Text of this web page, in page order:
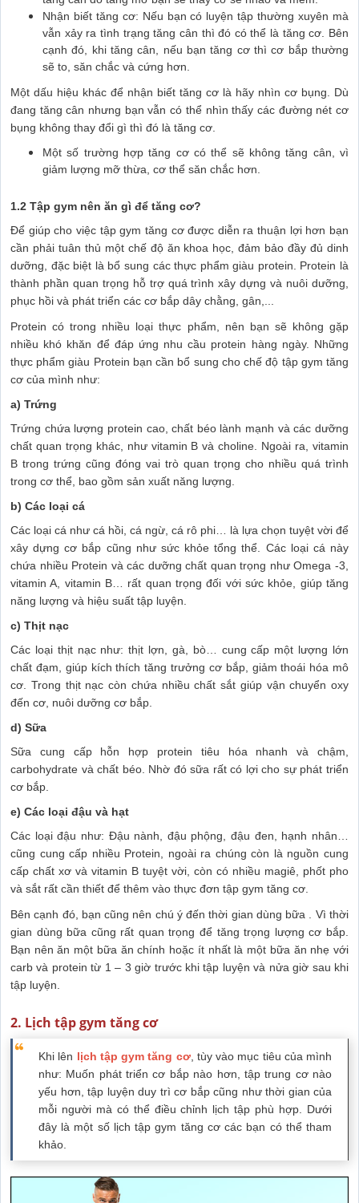
Nhận biết tăng cơ: Nếu bạn có luyện tập thường xuyên mà
vẫn xảy ra tình trạng tăng cân thì đó có thể là tăng cơ. Bên
cạnh đó, khi tăng cân, nếu bạn tăng cơ thì cơ bắp thường
sẽ to, săn chắc và cứng hơn.
Một dấu hiệu khác để nhận biết tăng cơ là hãy nhìn cơ bụng. Dù
đang tăng cân nhưng bạn vẫn có thể nhìn thấy các đường nét cơ
bụng không thay đổi gì thì đó là tăng cơ.
Một số trường hợp tăng cơ có thể sẽ không tăng cân, vì
giảm lượng mỡ thừa, cơ thể săn chắc hơn.
1.2 Tập gym nên ăn gì để tăng cơ?
Để giúp cho việc tập gym tăng cơ được diễn ra thuận lợi hơn bạn
cần phải tuân thủ một chế độ ăn khoa học, đảm bảo đầy đủ dinh
dưỡng, đặc biệt là bổ sung các thực phẩm giàu protein. Protein là
thành phần quan trọng hỗ trợ quá trình xây dựng và nuôi dưỡng,
phục hồi và phát triển các cơ bắp dây chằng, gân,...
Protein có trong nhiều loại thực phẩm, nên bạn sẽ không gặp
nhiều khó khăn để đáp ứng nhu cầu protein hàng ngày. Những
thực phẩm giàu Protein bạn cần bổ sung cho chế độ tập gym tăng
cơ của mình như:
a) Trứng
Trứng chứa lượng protein cao, chất béo lành mạnh và các dưỡng
chất quan trọng khác, như vitamin B và choline. Ngoài ra, vitamin
B trong trứng cũng đóng vai trò quan trọng cho nhiều quá trình
trong cơ thể, bao gồm sản xuất năng lượng.
b) Các loại cá
Các loại cá như cá hồi, cá ngừ, cá rô phi… là lựa chọn tuyệt vời để
xây dựng cơ bắp cũng như sức khỏe tổng thể. Các loại cá này
chứa nhiều Protein và các dưỡng chất quan trọng như Omega -3,
vitamin A, vitamin B… rất quan trọng đối với sức khỏe, giúp tăng
năng lượng và hiệu suất tập luyện.
c) Thịt nạc
Các loại thịt nạc như: thịt lợn, gà, bò… cung cấp một lượng lớn
chất đạm, giúp kích thích tăng trưởng cơ bắp, giảm thoái hóa mô
cơ. Trong thịt nạc còn chứa nhiều chất sắt giúp vận chuyển oxy
đến cơ, nuôi dưỡng cơ bắp.
d) Sữa
Sữa cung cấp hỗn hợp protein tiêu hóa nhanh và chậm,
carbohydrate và chất béo. Nhờ đó sữa rất có lợi cho sự phát triển
cơ bắp.
e) Các loại đậu và hạt
Các loại đậu như: Đậu nành, đậu phộng, đậu đen, hạnh nhân…
cũng cung cấp nhiều Protein, ngoài ra chúng còn là nguồn cung
cấp chất xơ và vitamin B tuyệt vời, còn có nhiều magiê, phốt pho
và sắt rất cần thiết để thêm vào thực đơn tập gym tăng cơ.
Bên cạnh đó, bạn cũng nên chú ý đến thời gian dùng bữa . Vì thời
gian dùng bữa cũng rất quan trọng để tăng trọng lượng cơ bắp.
Bạn nên ăn một bữa ăn chính hoặc ít nhất là một bữa ăn nhẹ với
carb và protein từ 1 – 3 giờ trước khi tập luyện và nửa giờ sau khi
tập luyện.
2. Lịch tập gym tăng cơ
Khi lên lịch tập gym tăng cơ, tùy vào mục tiêu của mình
như: Muốn phát triển cơ bắp nào hơn, tập trung cơ nào
yếu hơn, tập luyện duy trì cơ bắp cũng như thời gian của
mỗi người mà có thể điều chỉnh lịch tập phù hợp. Dưới
đây là một số lịch tập gym tăng cơ các bạn có thể tham
khảo.